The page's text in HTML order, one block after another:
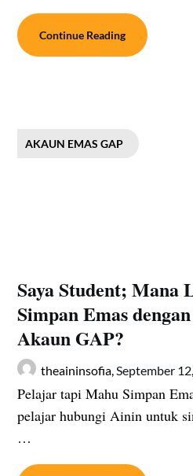
Continue Reading
AKAUN EMAS GAP
Saya Student; Mana
Simpan Emas
Akaun GAP?
theaininsofia,September
Pelajar tapi Mahu Simpan
pelajar hubungi Ainin untuk
…